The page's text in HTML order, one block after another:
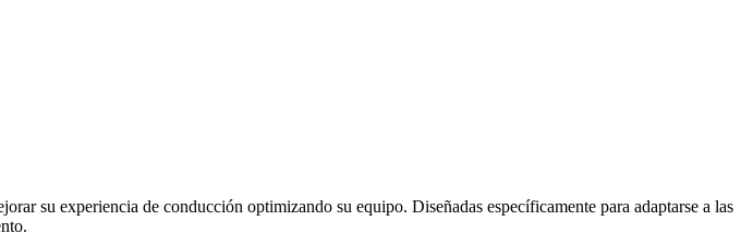
su experiencia de conducción optimizando su equipo. Diseñadas específicamente para adaptarse a las